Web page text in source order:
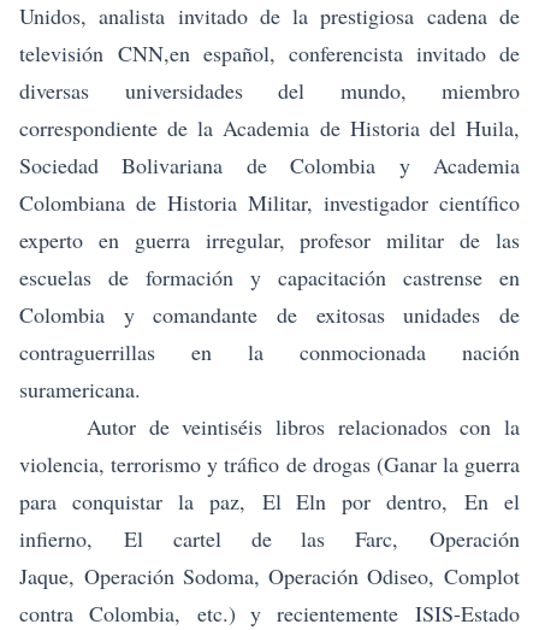
Unidos, analista invitado de la prestigiosa cadena de
televisión CNN,en español, conferencista invitado de
diversas universidades del mundo, miembro
correspondiente de la Academia de Historia del Huila,
Sociedad Bolivariana de Colombia y Academia
Colombiana de Historia Militar, investigador científico
experto en guerra irregular, profesor militar de las
escuelas de formación y capacitación castrense en
Colombia y comandante de exitosas unidades de
contraguerrillas en la conmocionada nación
suramericana.
Autor de veintiséis libros relacionados con la
violencia, terrorismo y tráfico de drogas (Ganar la guerra
para conquistar la paz, El Eln por dentro,En el
infierno, El cartel de las Farc,Operación
Jaque, Operación Sodoma,Operación Odiseo,Complot
contra Colombia, etc.) y recientementeISIS-Estado